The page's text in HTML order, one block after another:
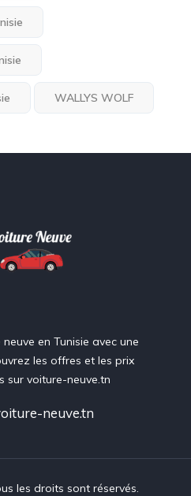
WALLYS WOLF
en Tunisie avec une
les offres et les prix
sur voiture-neuve.tn
neuve.tn
les droits sont réservés.